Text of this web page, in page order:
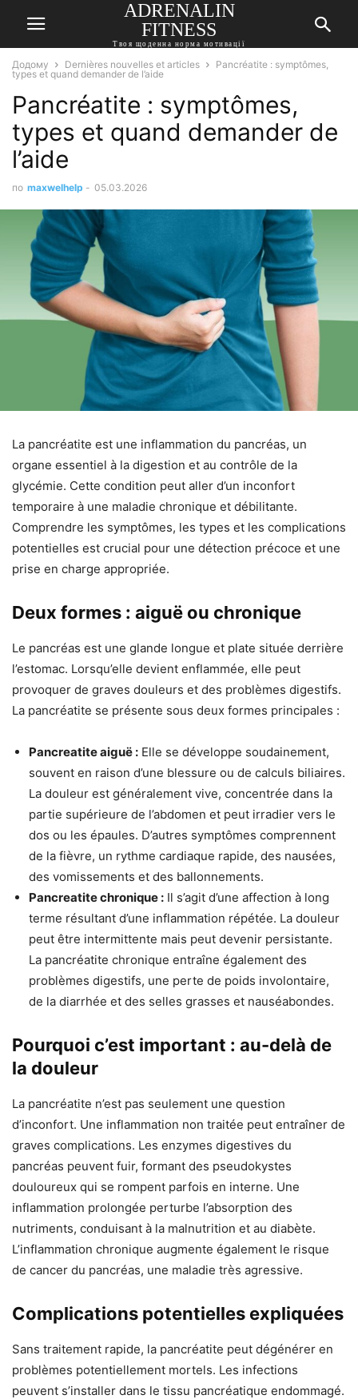
ADRENALIN
FITNESS
Твоя щоденна норма мотивації
Додому Dernières nouvelles et articles
Pancréatite : symptômes,
types et quand demander de l’aide
Pancréatite : symptômes,
types et quand demander de
l’aide
по maxwelhelp - 05.03.2026
La pancréatite est une inflammation du pancréas, un
organe essentiel à la digestion et au contrôle de la
glycémie. Cette condition peut aller d’un inconfort
temporaire à une maladie chronique et débilitante.
Comprendre les symptômes, les types et les complications
potentielles est crucial pour une détection précoce et une
prise en charge appropriée.
Deux formes : aiguë ou chronique
Le pancréas est une glande longue et plate située derrière
l’estomac. Lorsqu’elle devient enflammée, elle peut
provoquer de graves douleurs et des problèmes digestifs.
La pancréatite se présente sous deux formes principales :
Pancreatite aiguë : Elle se développe soudainement,
souvent en raison d’une blessure ou de calculs biliaires.
La douleur est généralement vive, concentrée dans la
partie supérieure de l’abdomen et peut irradier vers le
dos ou les épaules. D’autres symptômes comprennent
de la fièvre, un rythme cardiaque rapide, des nausées,
des vomissements et des ballonnements.
Pancreatite chronique : Il s’agit d’une affection à long
terme résultant d’une inflammation répétée. La douleur
peut être intermittente mais peut devenir persistante.
La pancréatite chronique entraîne également des
problèmes digestifs, une perte de poids involontaire,
de la diarrhée et des selles grasses et nauséabondes.
Pourquoi c’est important : au-delà de
la douleur
La pancréatite n’est pas seulement une question
d’inconfort. Une inflammation non traitée peut entraîner de
graves complications. Les enzymes digestives du
pancréas peuvent fuir, formant des pseudokystes
douloureux qui se rompent parfois en interne. Une
inflammation prolongée perturbe l’absorption des
nutriments, conduisant à la malnutrition et au diabète.
L’inflammation chronique augmente également le risque
de cancer du pancréas, une maladie très agressive.
Complications potentielles expliquées
Sans traitement rapide, la pancréatite peut dégénérer en
problèmes potentiellement mortels. Les infections
peuvent s’installer dans le tissu pancréatique endommagé.